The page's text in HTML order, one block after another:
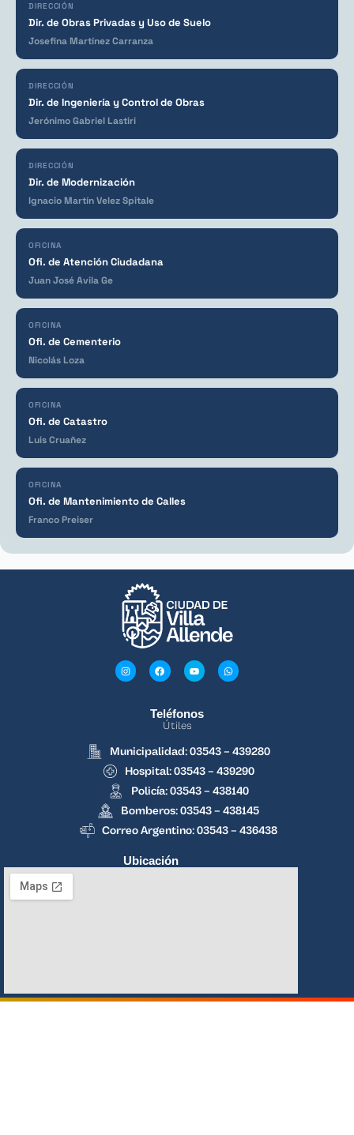
DIRECCIÓN
Dir. de Obras Privadas y Uso de Suelo
Josefina Martínez Carranza
DIRECCIÓN
Dir. de Ingeniería y Control de Obras
Jerónimo Gabriel Lastiri
DIRECCIÓN
Dir. de Modernización
Ignacio Martín Velez Spitale
OFICINA
Ofi. de Atención Ciudadana
Juan José Avila Ge
OFICINA
Ofi. de Cementerio
Nicolás Loza
OFICINA
Ofi. de Catastro
Luis Cruañez
OFICINA
Ofi. de Mantenimiento de Calles
Franco Preiser
Teléfonos
Útiles
Municipalidad: 03543 – 439280
Hospital: 03543 – 439290
Policía: 03543 – 438140
Bomberos: 03543 – 438145
Correo Argentino: 03543 – 436438
Ubicación